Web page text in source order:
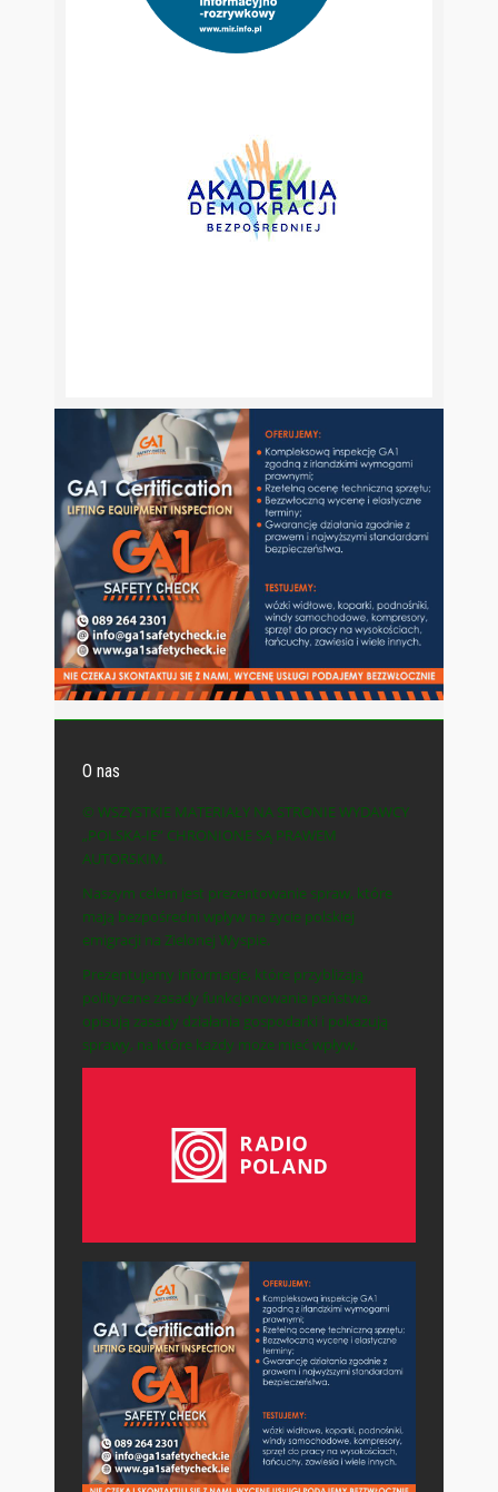
O nas
© WSZYSTKIE MATERIAŁY NA STRONIE WYDAWCY
„POLSKA-IE” CHRONIONE SĄ PRAWEM
AUTORSKIM.
Naszym celem jest prezentowanie spraw, które
mają bezpośredni wpływ na życie polskiej
emigracji na Zielonej Wyspie.
Prezentujemy informacje, które przybliżają
polityczne zasady funkcjonowania państwa,
opisują zasady działania gospodarki i pokazują
sprawy, na które każdy może mieć wpływ.